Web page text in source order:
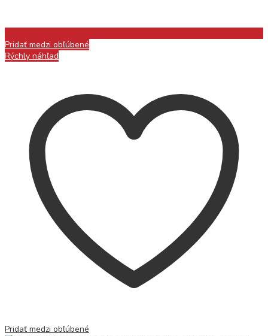
Pridať medzi obľúbené
Rýchly náhľad
Pridať medzi obľúbené